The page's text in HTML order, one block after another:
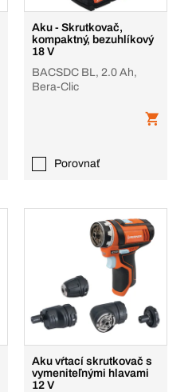
Aku - Skrutkovač,
kompaktný, bezuhlíkový
18 V
BACSDC BL, 2.0 Ah,
Bera-Clic
Porovnať
Aku vŕtací skrutkovač s
vymeniteľnými hlavami
12 V